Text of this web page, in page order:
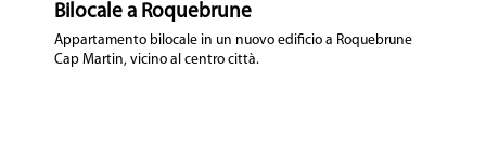
Bilocale a Roquebrune
Appartamento bilocale in un nuovo edificio a Roquebrune
Cap Martin, vicino al centro città.